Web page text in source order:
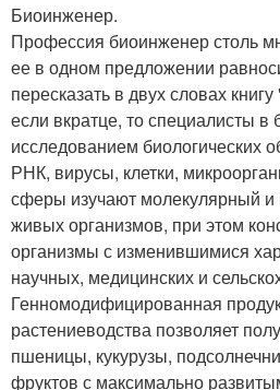
Биоинженер.
Профессия биоинженер столь
ее в одном предложении
пересказать в двух словах
если вкратце, то специалисты
исследованием биологических
РНК, вирусы, клетки,
сферы изучают молекулярный и
живых организмов, при этом
организмы с изменившимися
научных, медицинских и
Генномодифицированная
растениеводства позволяет
пшеницы, кукурузы,
фруктов с максимально